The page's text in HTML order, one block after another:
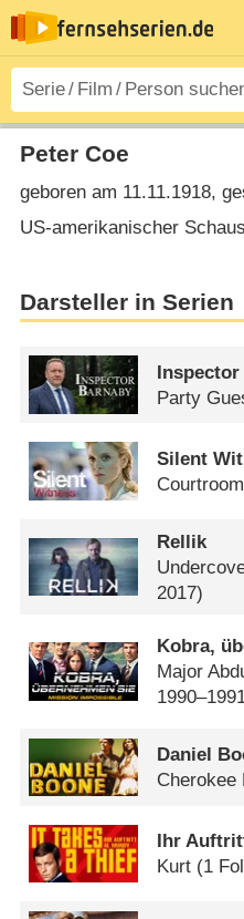
Peter Coe
geboren am 11.11.1918,
US-amerikanischer
Darsteller in Serien
Party
Silent
Rellik
2017)
Kobra,
Major
Daniel
Cherokee
Ihr
Kurt (1